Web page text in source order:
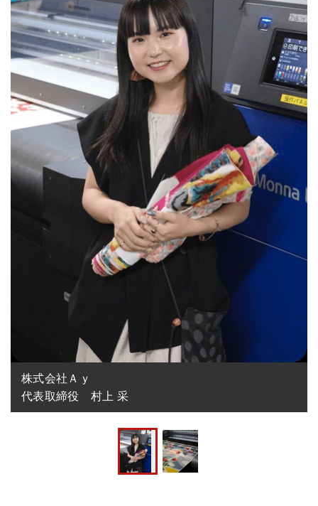
株式会社Ａｙ
代表取締役　村上 采